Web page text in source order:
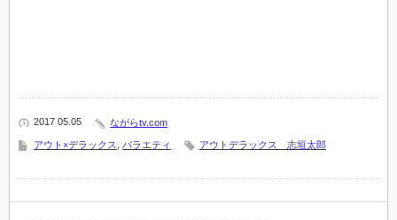
2017 05.05 ながらtv.com
アウト×デラックス バラエティ アウトデラックス 志垣太郎